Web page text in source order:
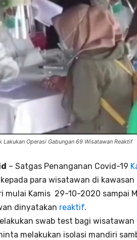
Lakukan Operasi Gabungan 69 Wisatawan Reaktif
– Satgas Penanganan Covid-19
para wisatawan di kawasan
mulai Kamis 29-10-2020 sampai
dinyatakan reaktif.
swab test bagi
melakukan isolasi mandiri